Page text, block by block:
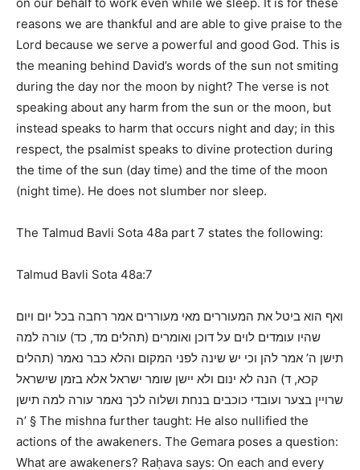
on our behalf to work even while we sleep. It is for these
reasons we are thankful and are able to give praise to the
Lord because we serve a powerful and good God. This is
the meaning behind David’s words of the sun not smiting
during the day nor the moon by night? The verse is not
speaking about any harm from the sun or the moon, but
instead speaks to harm that occurs night and day; in this
respect, the psalmist speaks to divine protection during
the time of the sun (day time) and the time of the moon
(night time). He does not slumber nor sleep.
The Talmud Bavli Sota 48a part 7 states the following:
Talmud Bavli Sota 48a:7
ואף הוא ביטל את המעוררים מאי מעוררים אמר רחבה בכל יום ויום
שהיו עומדים לוים על דוכן ואומרים (תהלים מד, כד) עורה למה
תישן ה’ אמר להן וכי יש שינה לפני המקום והלא כבר נאמר (תהלים
קכא, ד) הנה לא ינום ולא יישן שומר ישראל אלא בזמן שישראל
שרויין בצער ועובדי כוכבים בנחת ושלוה לכך נאמר עורה למה תישן
ה’ § The mishna further taught: He also nullified the
actions of the awakeners. The Gemara poses a question:
What are awakeners? Raḥava says: On each and every